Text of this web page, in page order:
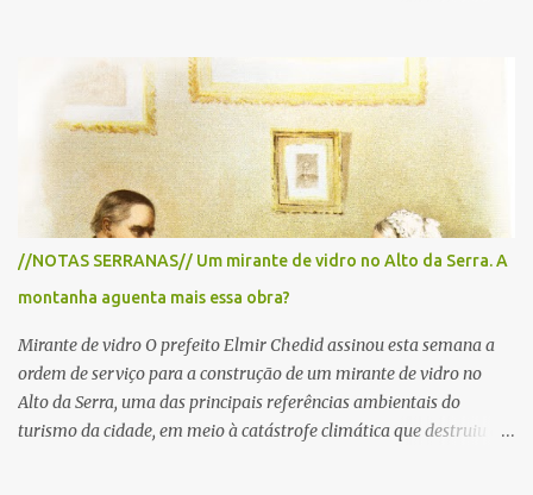
reunirá atletas de diferentes regiões do país e terá percursos
passando pelos municípios de Serra Negra, Amparo, Monte Alegre
do Sul, Lindoia e Socorro. Para garantir a segurança dos
participantes e do público, diversos trechos de rodovias e estradas
da região serão interditados temporariamente ao longo da prova.
A largada será na Rua Coronel Pedro Penteado, em Serra Negra,
para cerca de 2.000 ciclistas, às 6h30. De acordo com o
cronograma da organização e de todas as prefeituras envolvidas,
as interdições ocorrerão de forma programada e os trechos serão
//NOTAS SERRANAS// Um mirante de vidro no Alto da Serra. A
montanha aguenta mais essa obra?
Mirante de vidro O prefeito Elmir Chedid assinou esta semana a
ordem de serviço para a construção de um mirante de vidro no
Alto da Serra, uma das principais referências ambientais do
turismo da cidade, em meio à catástrofe climática que destruiu o